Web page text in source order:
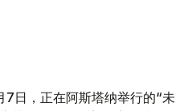
7日，正在阿斯塔纳举行的“未